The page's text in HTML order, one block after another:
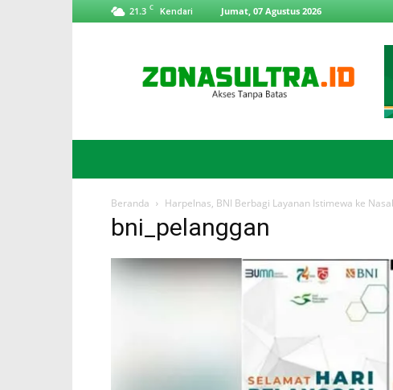
21.3 C Kendari Jumat, 07 Agustus 2026
Beranda Harpelnas, BNI Berbagi Layanan Istimewa ke
bni_pelanggan